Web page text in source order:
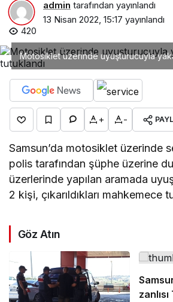
admin tarafından yayınlandı
13 Nisan 2022, 15:17 yayınlandı
420
Motosiklet üzerinde uyuşturucuyla
+ -
Samsun’da motosiklet üzerinde
polis tarafından şüphe üzerine
üzerlerinde yapılan aramada
2 kişi, çıkarıldıkları mahkemece
Göz Atın